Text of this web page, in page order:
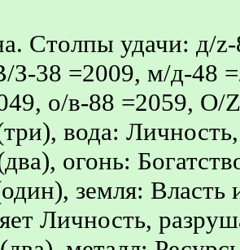
Столпы удачи: д/
З-38 =2009, м/д-48
о/в-88 =2059, О/
вода:
огонь:
земля:
Личность,